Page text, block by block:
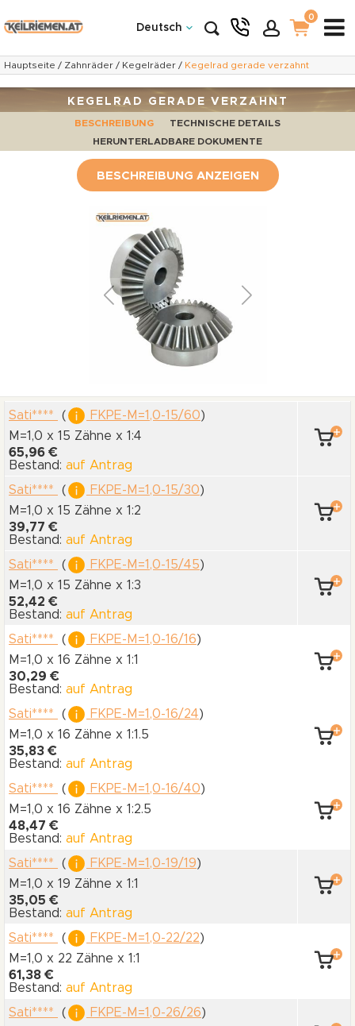
Deutsch
0
Hauptseite / Zahnräder / Kegelräder / Kegelrad gerade verzahnt
KEGELRAD GERADE VERZAHNT
BESCHREIBUNG
TECHNISCHE DETAILS
HERUNTERLADBARE DOKUMENTE
BESCHREIBUNG ANZEIGEN
Sati**** ( FKPE-M=1,0-15/60)
M=1,0 x 15 Zähne x 1:4
65,96 €
Bestand: auf Antrag
Sati****
( FKPE-M=1,0-15/30)
M=1,0 x 15 Zähne x 1:2
39,77 €
Bestand: auf Antrag
Sati****
( FKPE-M=1,0-15/45)
M=1,0 x 15 Zähne x 1:3
52,42 €
Bestand: auf Antrag
Sati****
( FKPE-M=1,0-16/16)
M=1,0 x 16 Zähne x 1:1
30,29 €
Bestand: auf Antrag
Sati****
( FKPE-M=1,0-16/24)
M=1,0 x 16 Zähne x 1:1.5
35,83 €
Bestand: auf Antrag
Sati****
( FKPE-M=1,0-16/40)
M=1,0 x 16 Zähne x 1:2.5
48,47 €
Bestand: auf Antrag
Sati****
( FKPE-M=1,0-19/19)
M=1,0 x 19 Zähne x 1:1
35,05 €
Bestand: auf Antrag
Sati****
( FKPE-M=1,0-22/22)
M=1,0 x 22 Zähne x 1:1
61,38 €
Bestand: auf Antrag
Sati****
( FKPE-M=1,0-26/26)